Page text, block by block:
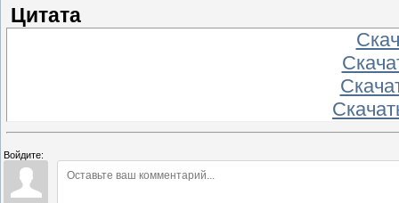
Цитата
Войдите: